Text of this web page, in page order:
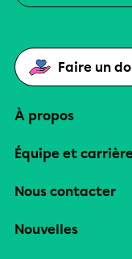
Faire un
À propos
Équipe et
Nous contacter
Nouvelles